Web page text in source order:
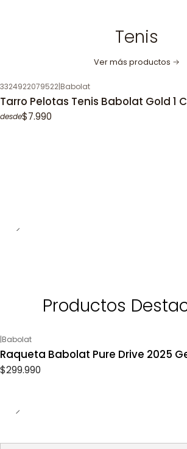
Tenis
Ver más productos
3324922079522|Babolat
Tarro Pelotas Tenis Babolat Gold 1
desde$7.990
Productos
|Babolat
Raqueta Babolat Pure Drive 2025
$299.990